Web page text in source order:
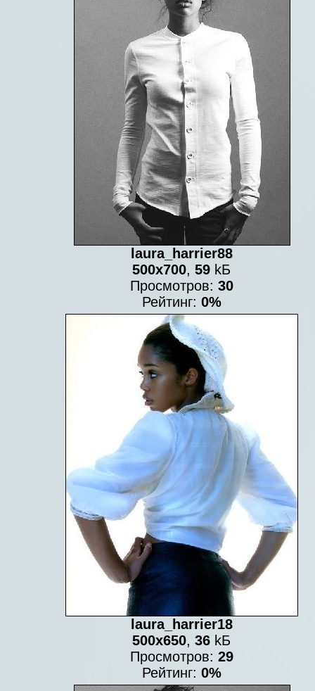
laura_harrier88
500x700,59 kБ
Просмотров: 30
Рейтинг: 0%
laura_harrier18
500x650,36 kБ
Просмотров: 29
Рейтинг: 0%